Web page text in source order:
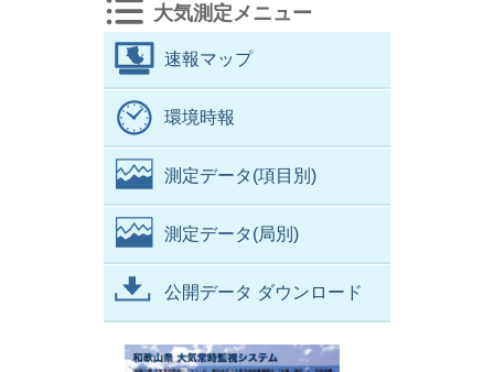
大気測定メニュー
速報マップ
環境時報
測定データ(項目別)
測定データ(局別)
公開データ ダウンロード